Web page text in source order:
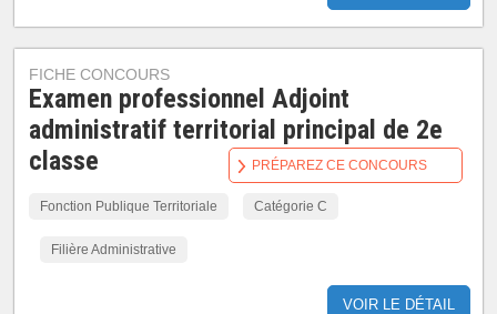
FICHE CONCOURS
Examen professionnel Adjoint
administratif territorial principal de 2e
classe
Fonction Publique Territoriale Catégorie C
Filière Administrative
VOIR LE DÉTAIL
PRÉPAREZ CE CONCOURS